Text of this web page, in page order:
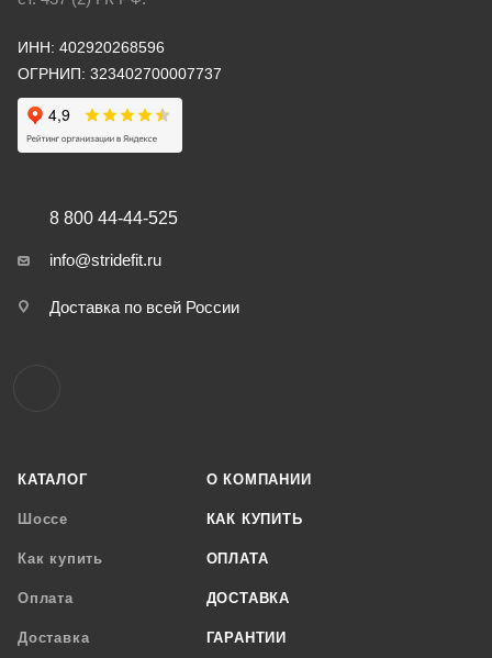
ИНН: 402920268596
ОГРНИП: 323402700007737
КАТАЛОГ
Шоссе
Как купить
Оплата
Доставка
О КОМПАНИИ
КАК КУПИТЬ
ОПЛАТА
ДОСТАВКА
ГАРАНТИИ
8 800 44-44-525
info@stridefit.ru
Доставка по всей России